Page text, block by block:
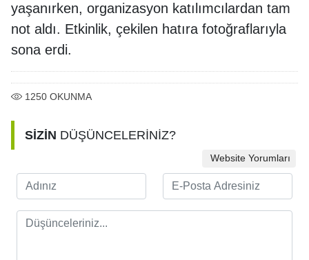
yaşanırken, organizasyon katılımcılardan tam
not aldı. Etkinlik, çekilen hatıra fotoğraflarıyla
sona erdi.
1250 OKUNMA
SİZİN DÜŞÜNCELERİNİZ?
Website Yorumları